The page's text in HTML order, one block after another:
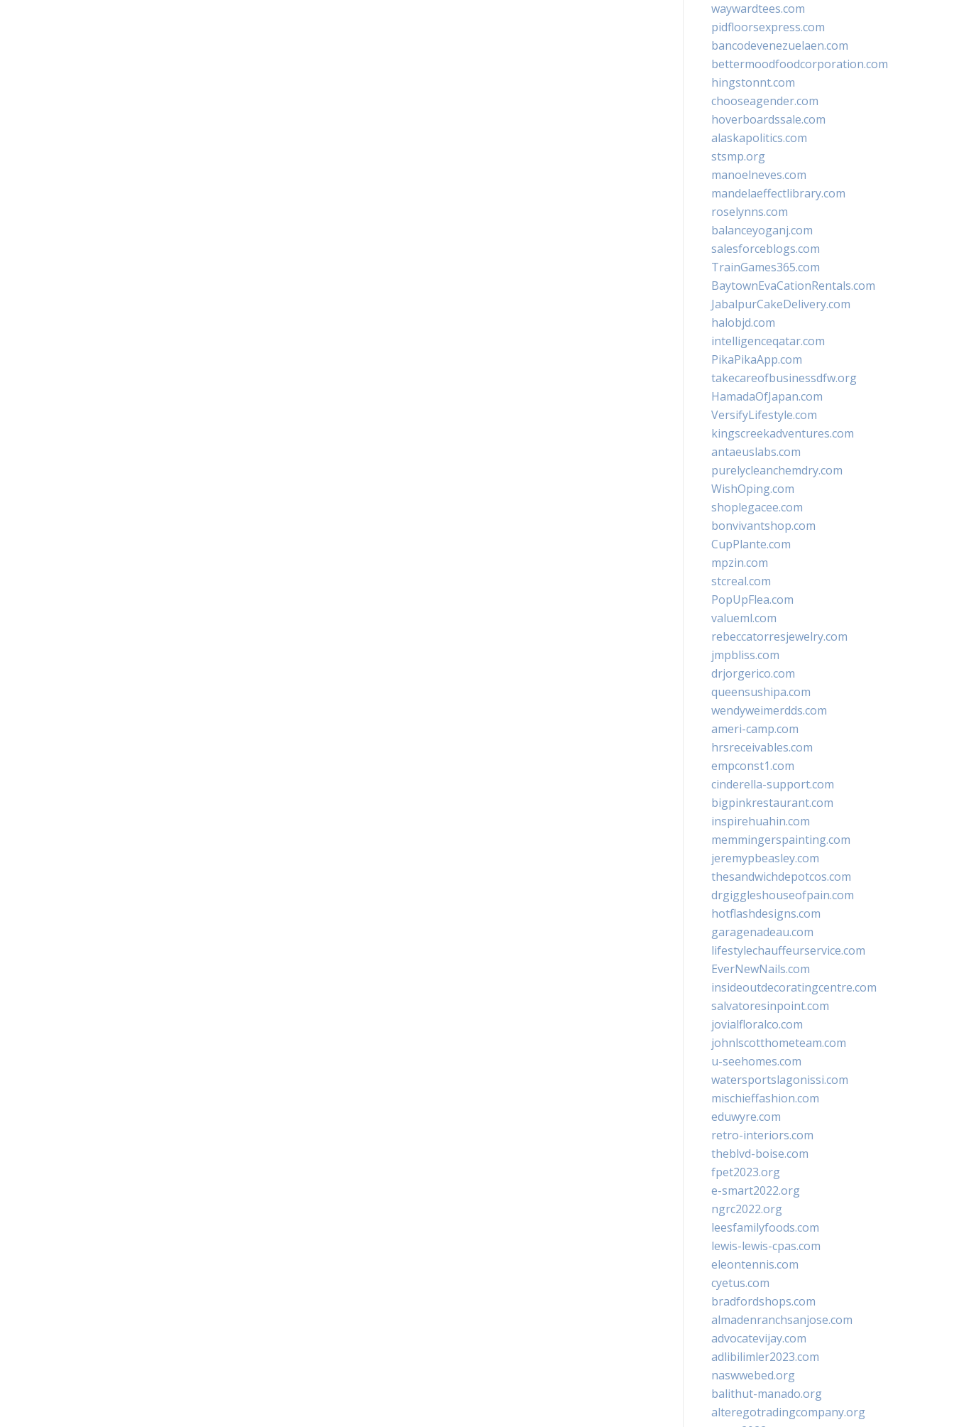
waywardtees.com
pidfloorsexpress.com
bancodevenezuelaen.com
bettermoodfoodcorporation.com
hingstonnt.com
chooseagender.com
hoverboardssale.com
alaskapolitics.com
stsmp.org
manoelneves.com
mandelaeffectlibrary.com
roselynns.com
balanceyoganj.com
salesforceblogs.com
TrainGames365.com
BaytownEvaCationRentals.com
JabalpurCakeDelivery.com
halobjd.com
intelligenceqatar.com
PikaPikaApp.com
takecareofbusinessdfw.org
HamadaOfJapan.com
VersifyLifestyle.com
kingscreekadventures.com
antaeuslabs.com
purelycleanchemdry.com
WishOping.com
shoplegacee.com
bonvivantshop.com
CupPlante.com
mpzin.com
stcreal.com
PopUpFlea.com
valueml.com
rebeccatorresjewelry.com
jmpbliss.com
drjorgerico.com
queensushipa.com
wendyweimerdds.com
ameri-camp.com
hrsreceivables.com
empconst1.com
cinderella-support.com
bigpinkrestaurant.com
inspirehuahin.com
memmingerspainting.com
jeremypbeasley.com
thesandwichdepotcos.com
drgiggleshouseofpain.com
hotflashdesigns.com
garagenadeau.com
lifestylechauffeurservice.com
EverNewNails.com
insideoutdecoratingcentre.com
salvatoresinpoint.com
jovialfloralco.com
johnlscotthometeam.com
u-seehomes.com
watersportslagonissi.com
mischieffashion.com
eduwyre.com
retro-interiors.com
theblvd-boise.com
fpet2023.org
e-smart2022.org
ngrc2022.org
leesfamilyfoods.com
lewis-lewis-cpas.com
eleontennis.com
cyetus.com
bradfordshops.com
almadenranchsanjose.com
advocatevijay.com
adlibilimler2023.com
naswwebed.org
balithut-manado.org
alteregotradingcompany.org